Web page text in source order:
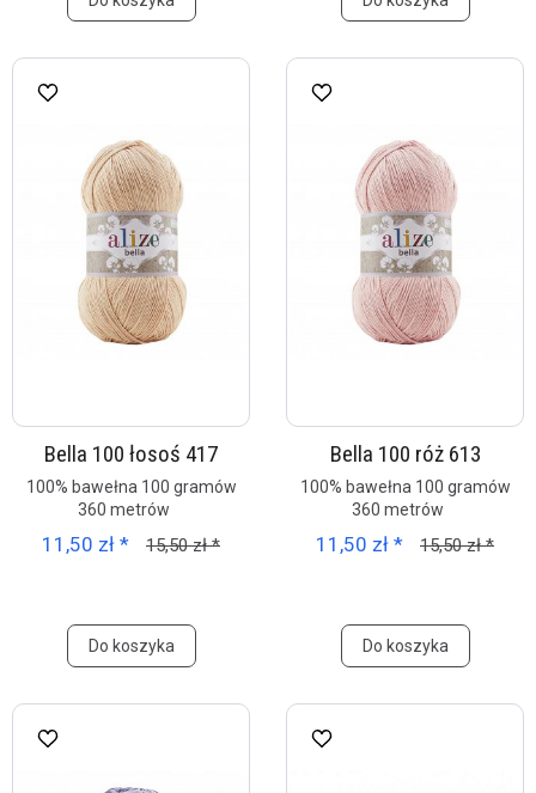
Bella 100 łosoś 417
100% bawełna 100 gramów
360 metrów
11,50 zł * 15,50 zł *
Do koszyka
Bella 100 róż 613
100% bawełna 100 gramów
360 metrów
11,50 zł * 15,50 zł *
Do koszyka